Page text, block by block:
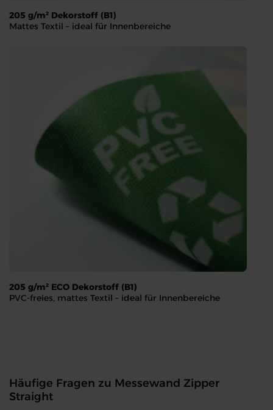
205 g/m² Dekorstoff (B1)
Mattes Textil – ideal für Innenbereiche
205 g/m² ECO Dekorstoff (B1)
PVC-freies, mattes Textil – ideal für Innenbereiche
Häufige Fragen zu Messewand Zipper
Straight